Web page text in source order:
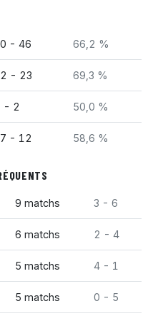
- 46 66,2 %
- 23 69,3 %
- 2 50,0 %
- 12 58,6 %
9 matchs 3 - 6
6 matchs 2 - 4
5 matchs 4 - 1
5 matchs 0 - 5